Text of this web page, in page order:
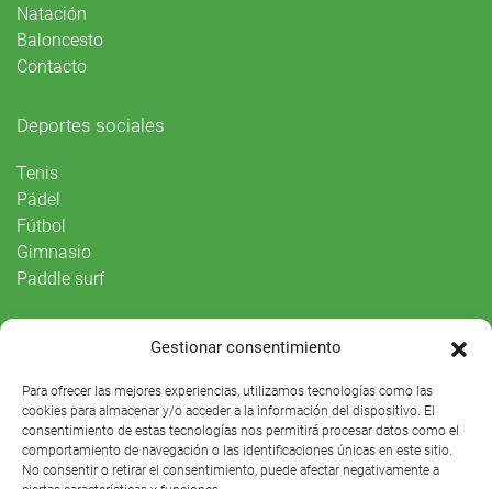
Gestionar consentimiento
Para ofrecer las mejores experiencias, utilizamos tecnologías como las
cookies para almacenar y/o acceder a la información del dispositivo. El
consentimiento de estas tecnologías nos permitirá procesar datos como el
comportamiento de navegación o las identificaciones únicas en este sitio.
No consentir o retirar el consentimiento, puede afectar negativamente a
Natación
Baloncesto
Contacto
Deportes sociales
Tenis
Pádel
Fútbol
Gimnasio
Paddle surf
Agenda